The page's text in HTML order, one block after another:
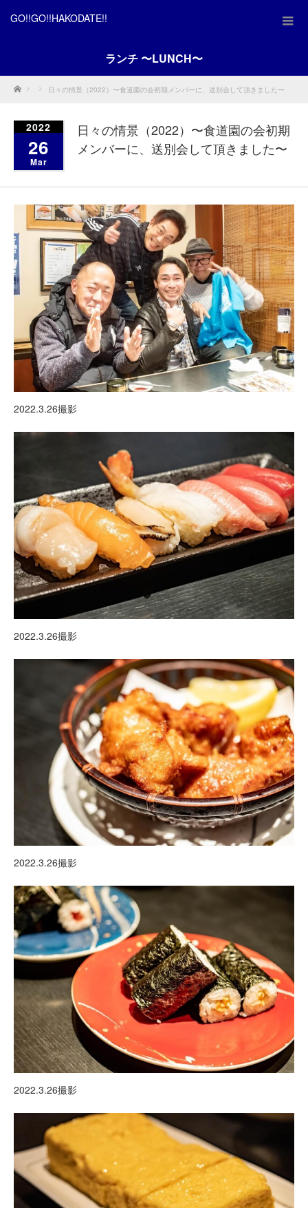
GO!!GO!!HAKODATE!!
ランチ 〜LUNCH〜
Home 日々の情景（2022）〜食道園の会初期メンバーに、送別会して頂きました〜
2022
26
Mar
日々の情景（2022）〜食道園の会初期
メンバーに、送別会して頂きました〜
2022.3.26撮影
2022.3.26撮影
2022.3.26撮影
2022.3.26撮影